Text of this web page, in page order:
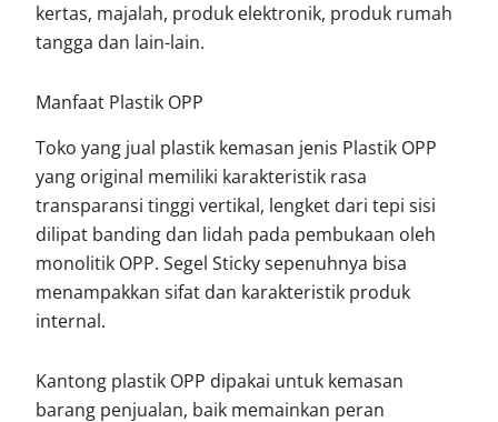
kertas, majalah, produk elektronik, produk rumah
tangga dan lain-lain.
Manfaat Plastik OPP
Toko yang jual plastik kemasan jenis Plastik OPP
yang original memiliki karakteristik rasa
transparansi tinggi vertikal, lengket dari tepi sisi
dilipat banding dan lidah pada pembukaan oleh
monolitik OPP. Segel Sticky sepenuhnya bisa
menampakkan sifat dan karakteristik produk
internal.
Kantong plastik OPP dipakai untuk kemasan
barang penjualan, baik memainkan peran